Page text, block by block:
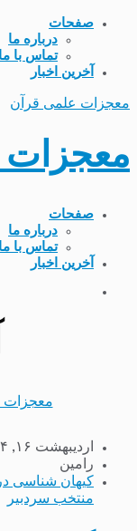
صفحات
درباره ما
تماس با ما
آخرین اخبار
معجزات علمی قرآن
معجزات
صفحات
درباره ما
تماس با ما
آخرین اخبار
معجزات
اردیبهشت ۱۶, ۱۴۰۴
رامین
کیهان شناسی
منتخب سردبیر